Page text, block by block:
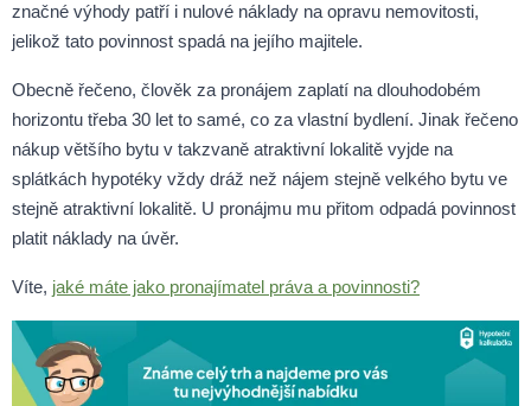
značné výhody patří i nulové náklady na opravu nemovitosti,
jelikož tato povinnost spadá na jejího majitele.
Obecně řečeno, člověk za pronájem zaplatí na dlouhodobém
horizontu třeba 30 let to samé, co za vlastní bydlení. Jinak řečeno
nákup většího bytu v takzvaně atraktivní lokalitě vyjde na
splátkách hypotéky vždy dráž než nájem stejně velkého bytu ve
stejně atraktivní lokalitě. U pronájmu mu přitom odpadá povinnost
platit náklady na úvěr.
Víte, jaké máte jako pronajímatel práva a povinnosti?